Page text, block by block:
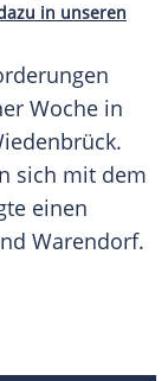
in unseren
Woche in
sich mit dem
einen
Warendorf.